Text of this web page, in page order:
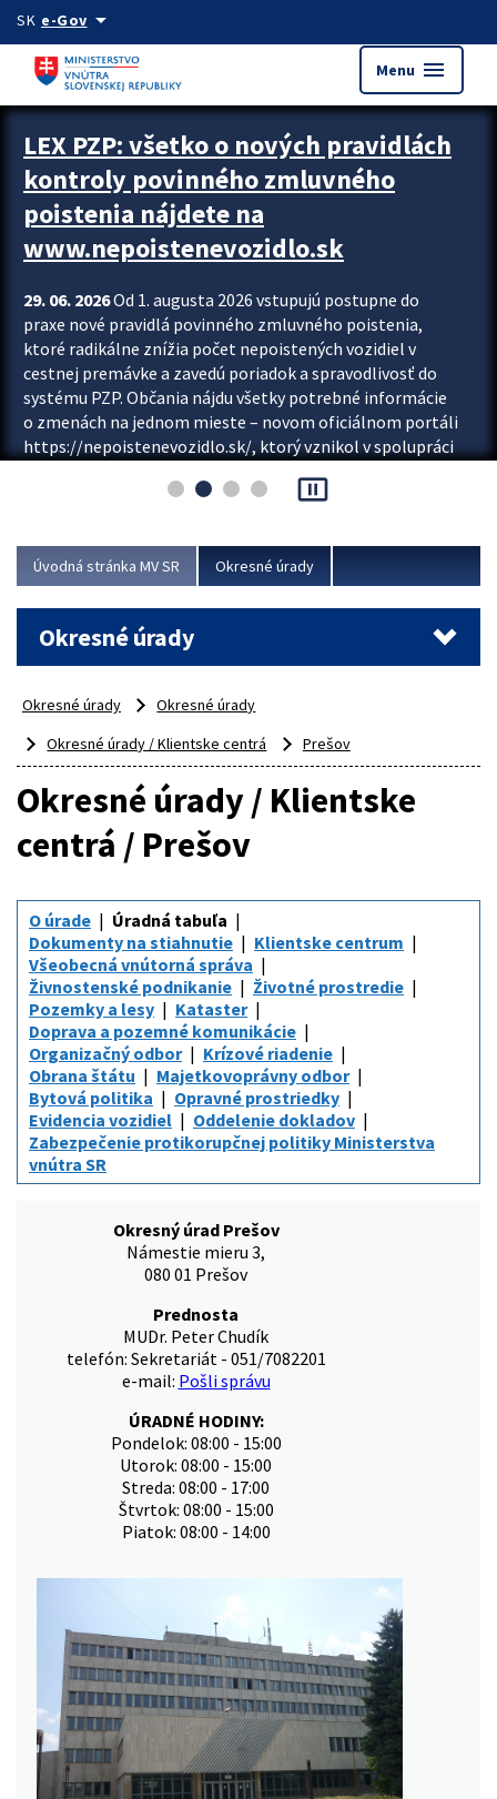
Preskocit na hlavný obsah
SK e-Govarrow_drop_down
Menu menu
Zastavit automatický posun upútavok
LEX PZP: všetko o nových pravidlách
kontroly povinného zmluvného
poistenia nájdete na
www.nepoistenevozidlo.sk
29. 06. 2026Od 1. augusta 2026 vstupujú postupne do
praxe nové pravidlá povinného zmluvného poistenia,
ktoré radikálne znížia počet nepoistených vozidiel v
cestnej premávke a zavedú poriadok a spravodlivosť do
systému PZP. Občania nájdu všetky potrebné informácie
o zmenách na jednom mieste – novom oficiálnom portáli
https://nepoistenevozidlo.sk/, ktorý vznikol v spolupráci
asociácie poisťovní (SLASPO) a Ministerstva vnútra SR.
Viac
pause_presentation
Úvodná stránka MV SR Okresné úrady
Okresné úrady
Okresné úrady
Okresné úrady
Okresné úrady / Klientske centrá
Prešov
Okresné úrady / Klientske
centrá / Prešov
O úrade
Úradná tabuľa
Dokumenty na stiahnutie
Klientske centrum
Všeobecná vnútorná správa
Živnostenské podnikanie
Životné prostredie
Pozemky a lesy
Kataster
Doprava a pozemné komunikácie
Organizačný odbor
Krízové riadenie
Obrana štátu
Majetkovoprávny odbor
Bytová politika
Opravné prostriedky
Evidencia vozidiel
Oddelenie dokladov
Zabezpečenie protikorupčnej politiky Ministerstva
vnútra SR
Okresný úrad Prešov
Námestie mieru 3,
080 01 Prešov
Prednosta
MUDr. Peter Chudík
telefón: Sekretariát - 051/7082201
e-mail: Pošli správu
ÚRADNÉ HODINY:
Pondelok: 08:00 - 15:00
Utorok: 08:00 - 15:00
Streda: 08:00 - 17:00
Štvrtok: 08:00 - 15:00
Piatok: 08:00 - 14:00